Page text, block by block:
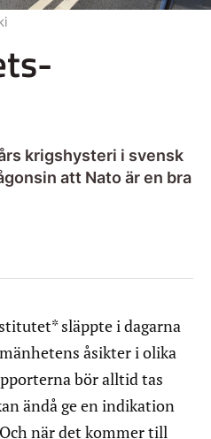
krigshysteri i svensk
att Nato är en bra
släppte i dagarna
åsikter i olika
bör alltid tas
ändå ge en indikation
när det kommer till